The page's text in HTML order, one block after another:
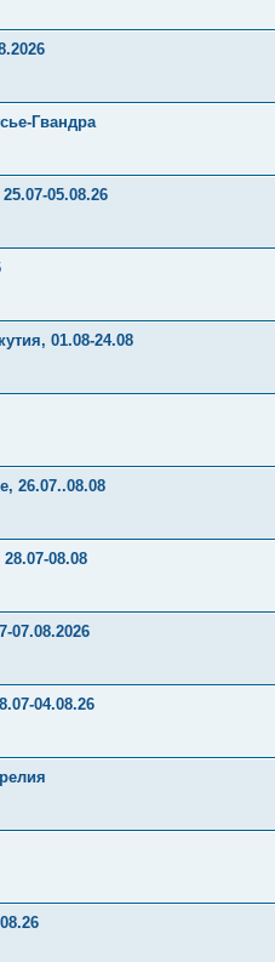
Гвандра
05.08.26
01.08-24.08
26.07..08.08
08.08
07.08.2026
04.08.26